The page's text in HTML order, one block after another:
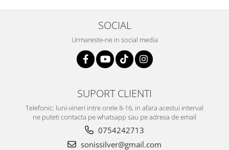
SOCIAL
Urmareste-ne in social media
SUPORT CLIENTI
Telefonic: luni-vineri intre orele 8-16, in afara acestui interval
ne puteti contacta pe whatsapp sau pe adresa de email
0754242713
sonissilver@gmail.com